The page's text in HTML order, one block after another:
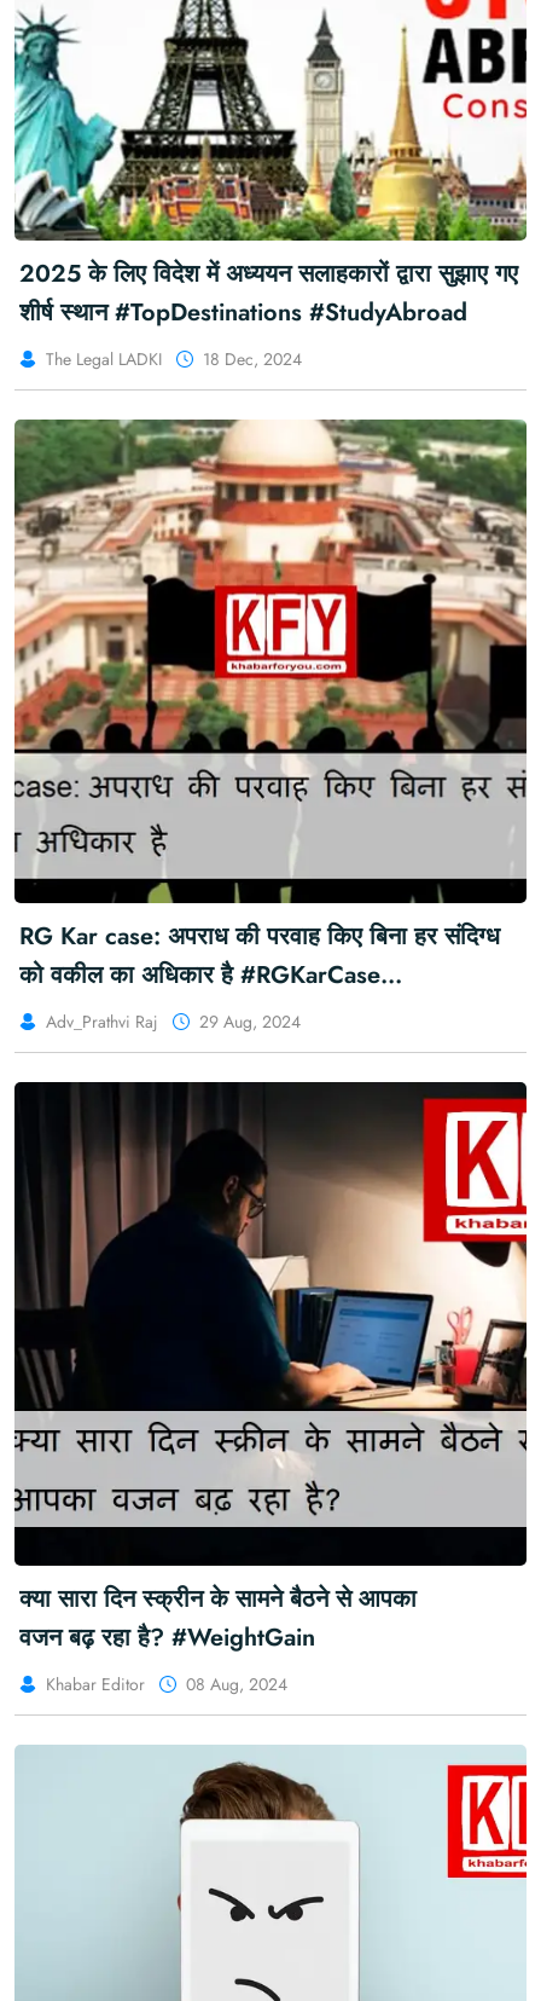
2025 के लिए विदेश में अध्ययन सलाहकारों द्वारा सुझाए गए
शीर्ष स्थान #TopDestinations #StudyAbroad
The Legal LADKI 18 Dec, 2024
RG Kar case: अपराध की परवाह किए बिना हर संदिग्ध
को वकील का अधिकार है #RGKarCase
#RGKarMedicalCollege
Adv_Prathvi Raj 29 Aug, 2024
क्या सारा दिन स्क्रीन के सामने बैठने से आपका
वजन बढ़ रहा है? #WeightGain
Khabar Editor 08 Aug, 2024